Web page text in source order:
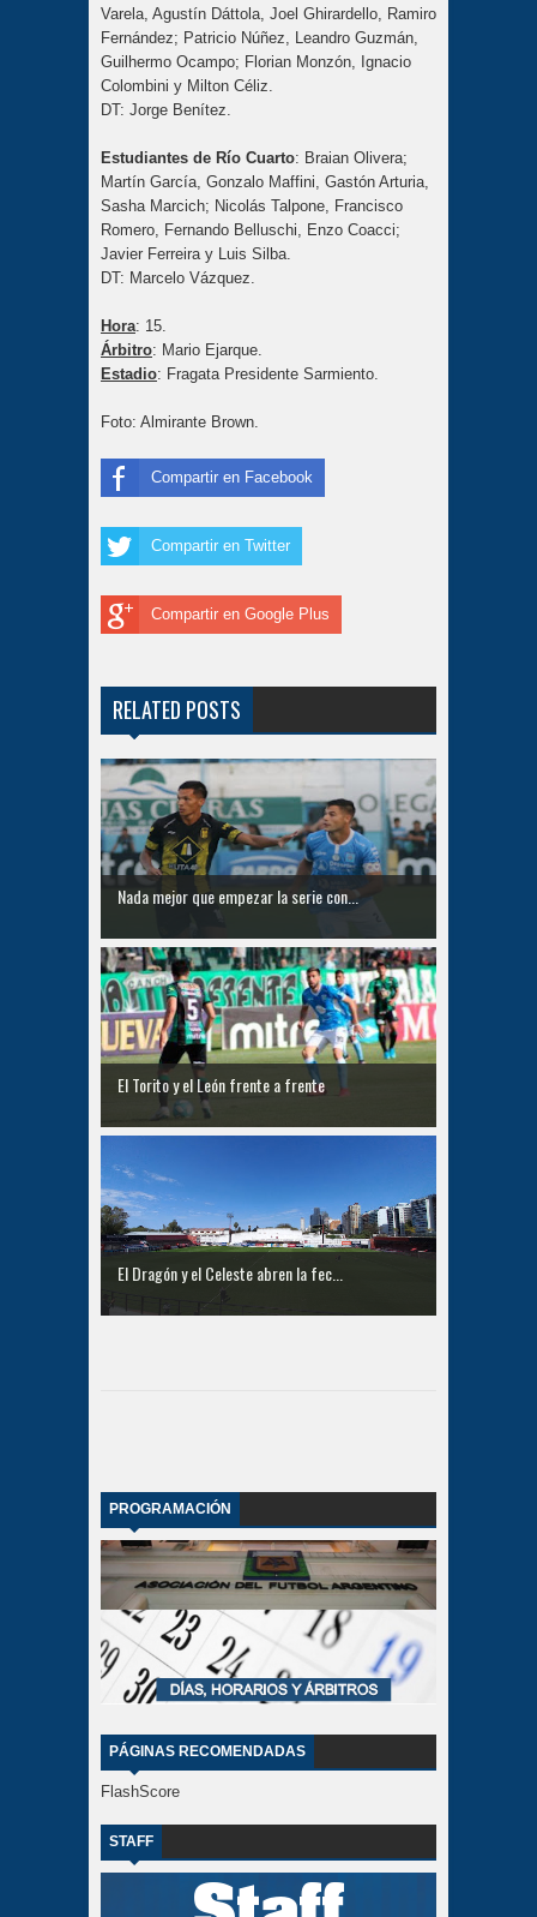
Varela, Agustín Dáttola, Joel Ghirardello, Ramiro
Fernández; Patricio Núñez, Leandro Guzmán,
Guilhermo Ocampo; Florian Monzón, Ignacio
Colombini y Milton Céliz.
DT: Jorge Benítez.
Estudiantes de Río Cuarto: Braian Olivera;
Martín García, Gonzalo Maffini, Gastón Arturia,
Sasha Marcich; Nicolás Talpone, Francisco
Romero, Fernando Belluschi, Enzo Coacci;
Javier Ferreira y Luis Silba.
DT: Marcelo Vázquez.
Hora: 15.
Árbitro: Mario Ejarque.
Estadio: Fragata Presidente Sarmiento.
Foto: Almirante Brown.
Compartir en Facebook
Compartir en Twitter
Compartir en Google Plus
RELATED POSTS
Nada mejor que empezar la serie con...
El Torito y el León frente a frente
El Dragón y el Celeste abren la fec...
PROGRAMACIÓN
PÁGINAS RECOMENDADAS
FlashScore
STAFF